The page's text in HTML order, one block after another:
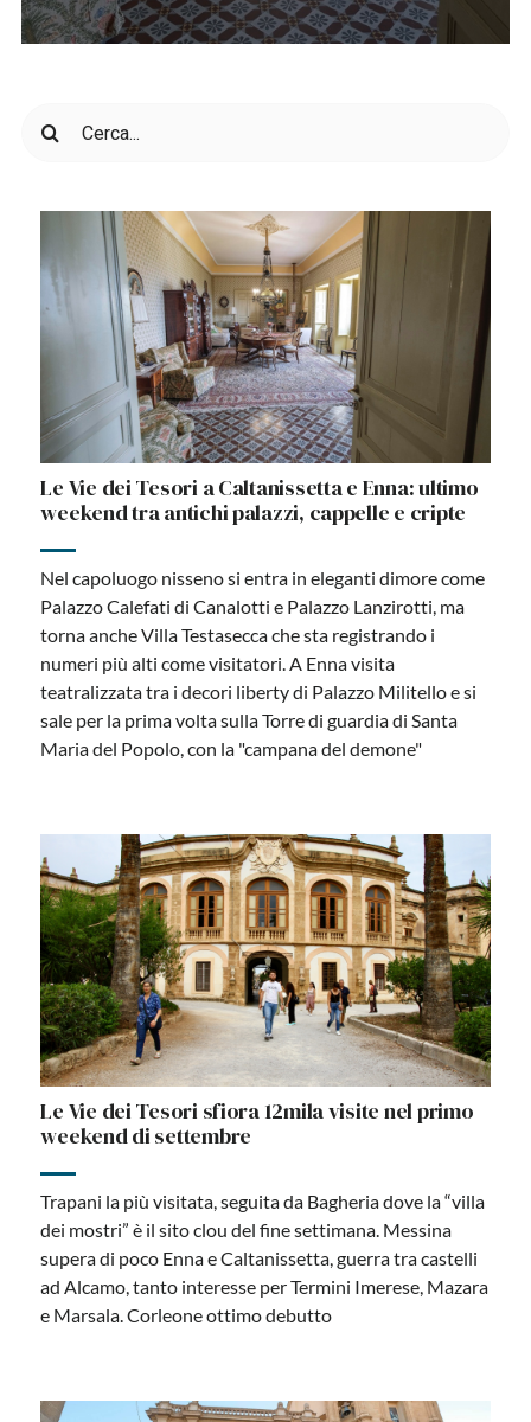
per:
Le Vie dei Tesori a Caltanissetta e Enna: ultimo
weekend tra antichi palazzi, cappelle e cripte
Nel capoluogo nisseno si entra in eleganti dimore come
Palazzo Calefati di Canalotti e Palazzo Lanzirotti, ma
torna anche Villa Testasecca che sta registrando i
numeri più alti come visitatori. A Enna visita
teatralizzata tra i decori liberty di Palazzo Militello e si
sale per la prima volta sulla Torre di guardia di Santa
Maria del Popolo, con la "campana del demone"
Le Vie dei Tesori sfiora 12mila visite nel primo
weekend di settembre
Trapani la più visitata, seguita da Bagheria dove la “villa
dei mostri” è il sito clou del fine settimana. Messina
supera di poco Enna e Caltanissetta, guerra tra castelli
ad Alcamo, tanto interesse per Termini Imerese, Mazara
e Marsala. Corleone ottimo debutto